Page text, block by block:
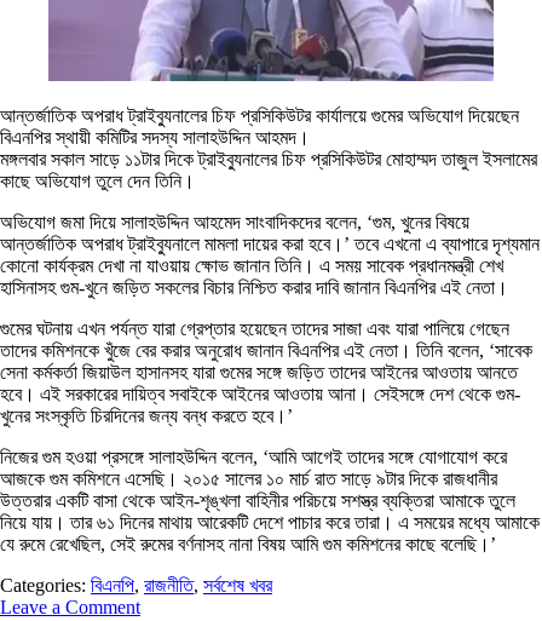
আন্তর্জাতিক অপরাধ ট্রাইব্যুনালের চিফ প্রসিকিউটর কার্যালয়ে গুমের অভিযোগ দিয়েছেন
বিএনপির স্থায়ী কমিটির সদস্য সালাহউদ্দিন আহমদ।
মঙ্গলবার সকাল সাড়ে ১১টার দিকে ট্রাইব্যুনালের চিফ প্রসিকিউটর মোহাম্মদ তাজুল ইসলামের
কাছে অভিযোগ তুলে দেন তিনি।
অভিযোগ জমা দিয়ে সালাহউদ্দিন আহমেদ সাংবাদিকদের বলেন, ‘গুম, খুনের বিষয়ে
আন্তর্জাতিক অপরাধ ট্রাইব্যুনালে মামলা দায়ের করা হবে।’ তবে এখনো এ ব্যাপারে দৃশ্যমান
কোনো কার্যক্রম দেখা না যাওয়ায় ক্ষোভ জানান তিনি। এ সময় সাবেক প্রধানমন্ত্রী শেখ
হাসিনাসহ গুম-খুনে জড়িত সকলের বিচার নিশ্চিত করার দাবি জানান বিএনপির এই নেতা।
গুমের ঘটনায় এখন পর্যন্ত যারা গ্রেপ্তার হয়েছেন তাদের সাজা এবং যারা পালিয়ে গেছেন
তাদের কমিশনকে খুঁজে বের করার অনুরোধ জানান বিএনপির এই নেতা। তিনি বলেন, ‘সাবেক
সেনা কর্মকর্তা জিয়াউল হাসানসহ যারা গুমের সঙ্গে জড়িত তাদের আইনের আওতায় আনতে
হবে। এই সরকারের দায়িত্ব সবাইকে আইনের আওতায় আনা। সেইসঙ্গে দেশ থেকে গুম-
খুনের সংস্কৃতি চিরদিনের জন্য বন্ধ করতে হবে।’
নিজের গুম হওয়া প্রসঙ্গে সালাহউদ্দিন বলেন, ‘আমি আগেই তাদের সঙ্গে যোগাযোগ করে
আজকে গুম কমিশনে এসেছি। ২০১৫ সালের ১০ মার্চ রাত সাড়ে ৯টার দিকে রাজধানীর
উত্তরার একটি বাসা থেকে আইন-শৃঙ্খলা বাহিনীর পরিচয়ে সশস্ত্র ব্যক্তিরা আমাকে তুলে
নিয়ে যায়। তার ৬১ দিনের মাথায় আরেকটি দেশে পাচার করে তারা। এ সময়ের মধ্যে আমাকে
যে রুমে রেখেছিল, সেই রুমের বর্ণনাসহ নানা বিষয় আমি গুম কমিশনের কাছে বলেছি।’
Categories: বিএনপি, রাজনীতি, সর্বশেষ খবর
Leave a Comment